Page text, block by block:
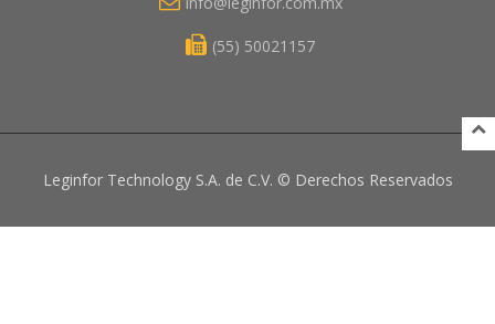
(55) 50021157
Leginfor Technology S.A. de C.V. © Derechos Reservados